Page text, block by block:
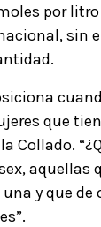
por
sin
que
Collado.
aquellas
y que de